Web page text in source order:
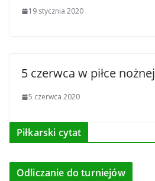
19 stycznia 2020
5 czerwca w piłce nożnej
5 czerwca 2020
Piłkarski cytat
Odliczanie do turniejów